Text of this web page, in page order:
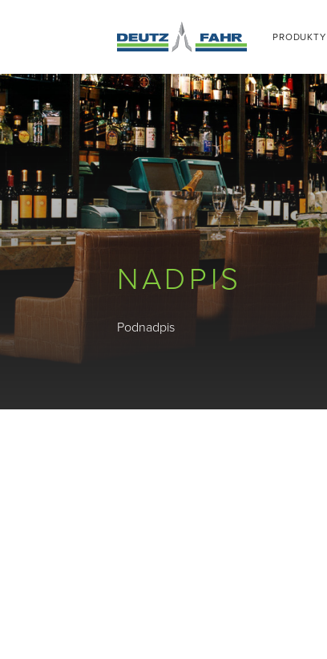
PRODUKTY
NADPIS
Podnadpis